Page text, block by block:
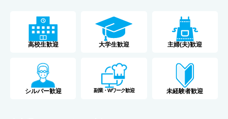
高校生歓迎 大学生歓迎 主婦(夫)歓迎
シルバー歓迎 副業・Wワーク歓迎 未経験者歓迎